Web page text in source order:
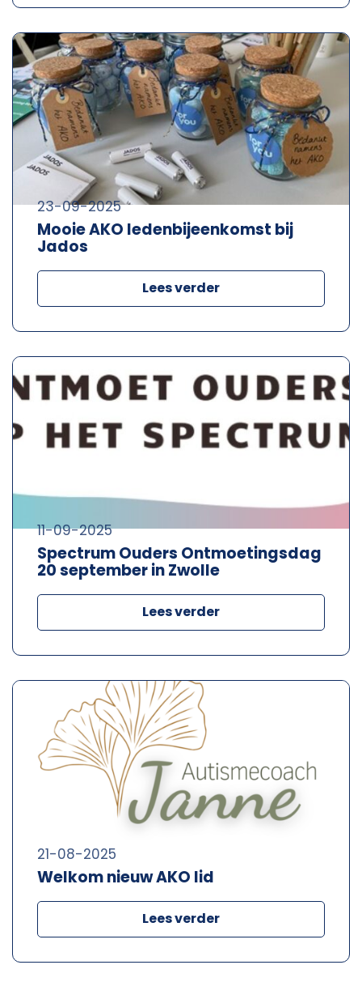
Mooie AKO ledenbijeenkomst bij
Jados
23-09-2025
Lees verder
Spectrum Ouders Ontmoetingsdag
20 september in Zwolle
11-09-2025
Lees verder
Welkom nieuw AKO lid
21-08-2025
Lees verder